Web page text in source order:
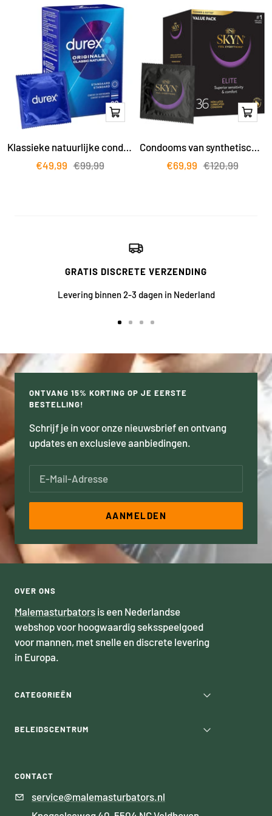
In
Klassieke natuurlijke condooms, verpakking van 20 stuks
Actieprijs
€49,99 Reguliere
€99,99
In
Condooms van synthetisch polyisopreen van topkwaliteit, latexvrij, verpakking van 36 stuks
Actieprijs
€69,99 Reguliere
€120,99
GRATIS DISCRETE VERZENDING
Levering binnen 2-3 dagen in Nederland
1
dia
2
dia
3
dia
4
ONTVANG 15% KORTING OP JE EERSTE
BESTELLING!
Schrijf je in voor onze nieuwsbrief en ontvang
updates en exclusieve aanbiedingen.
E-Mail-Adresse
AANMELDEN
OVER ONS
Malemasturbators is een Nederlandse
webshop voor hoogwaardig seksspeelgoed
voor mannen, met snelle en discrete levering
in Europa.
CATEGORIEËN
BELEIDSCENTRUM
CONTACT
service@malemasturbators.nl